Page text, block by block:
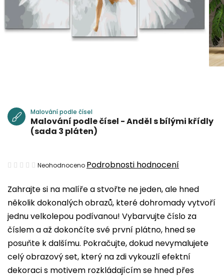
Zahrajte si na malíře a stvořte ne jeden, ale hned
několik dokonalých obrazů, které dohromady vytvoří
jednu velkolepou podívanou! Vybarvujte číslo za
číslem a až dokončíte své první plátno, hned se
posuňte k dalšímu. Pokračujte, dokud nevymalujete
celý obrazový set, který na zdi vykouzlí efektní
dekoraci s motivem rozkládajícím se hned přes
Malování podle čísel
Malování podle čísel - Anděl s bílými křídly
(sada 3 pláten)
Průměrné
produktu
je
0,0
z
5
hvězdiček.
Neohodnoceno Podrobnosti hodnocení